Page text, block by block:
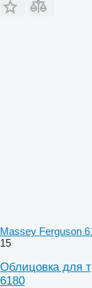
Massey Ferguson
15
Облицовка для
6180